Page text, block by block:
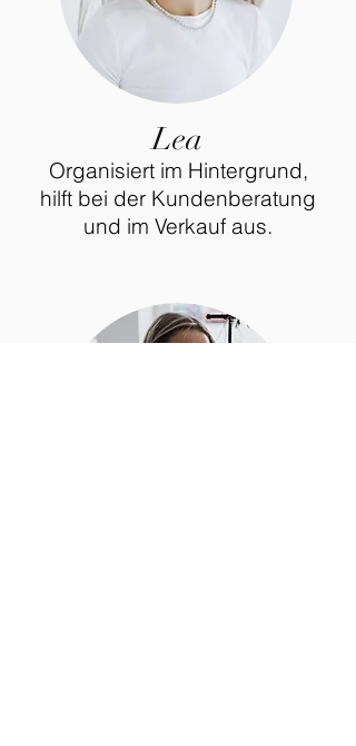
Lea
Organisiert im Hintergrund,
hilft bei der Kundenberatung
und im Verkauf aus.